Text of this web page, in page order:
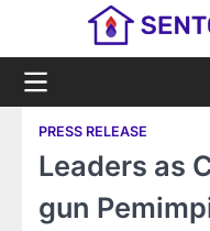
PRESS RELEASE
Leaders as
gun